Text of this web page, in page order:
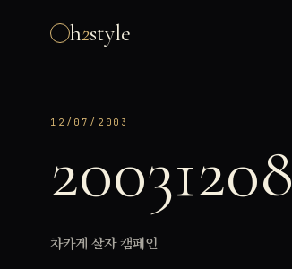
h2style
12/07/2003
20031208
차카게 살자 캠페인